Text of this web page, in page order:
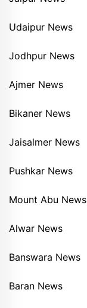
Udaipur News
Jodhpur News
Ajmer News
Bikaner News
Jaisalmer News
Pushkar News
Mount Abu News
Alwar News
Banswara News
Baran News